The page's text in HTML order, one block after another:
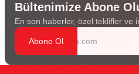
Bültenimize Abone
En son haberler, özel teklifler ve
Abone Ol